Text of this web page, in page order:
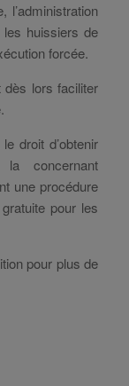
l’administration
huissiers de
forcée.
lors faciliter
droit d’obtenir
concernant
une procédure
pour les
pour plus de